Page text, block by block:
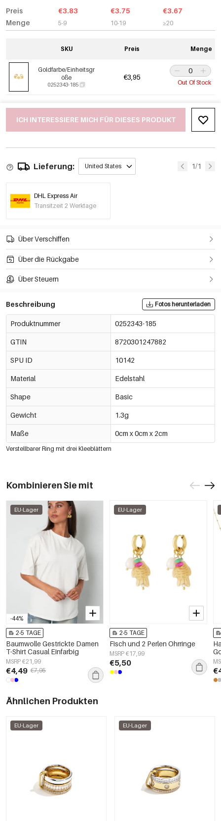
Preis
Menge
€3.83
5-9
€3.75
10-19
€3.67
≥20
SKU Preis Menge
Goldfarbe/Einheitsgr
öße
0252343-185
€3,95
Out Of Stock
ICH INTERESSIERE MICH FÜR DIESES PRODUKT
Lieferung: United States 1/1
DHL Express Air
Transitzeit 2 Werktage
Über Verschiffen
Über die Rückgabe
Über Steuern
Beschreibung Fotos herunterladen
Produktnummer 0252343-185
GTIN 8720301247882
SPU ID 10142
Material Edelstahl
Shape Basic
Gewicht 1.3g
Maße 0cm x 0cm x 2cm
Verstellbarer Ring mit drei Kleeblättern
Kombinieren Sie mit
-44%
EU-Lager
2-5 TAGE
Baumwolle Gestrickte Damen
T-Shirt Casual Einfarbig
MSRP €21,99
€4,49 €7,95
EU-Lager
2-5 TAGE
Fisch und 2 Perlen Ohrringe
MSRP €17,99
€5,50
Ähnlichen Produkten
EU-Lager EU-Lager